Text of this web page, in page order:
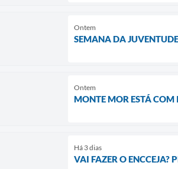
Ontem
SEMANA DA
Ontem
MONTE MOR ESTÁ
Há 3 dias
VAI FAZER O ENCCEJA?